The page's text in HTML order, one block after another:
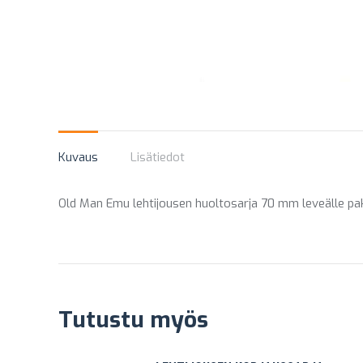
Kuvaus Lisätiedot
Old Man Emu lehtijousen huoltosarja 70 mm leveälle
Tutustu myös